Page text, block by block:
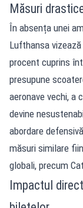
Măsuri
În absența unei
Lufthansa
procent cuprins
presupune
aeronave vechi, a
devine
abordare
măsuri similare
globali, precum
Impactul